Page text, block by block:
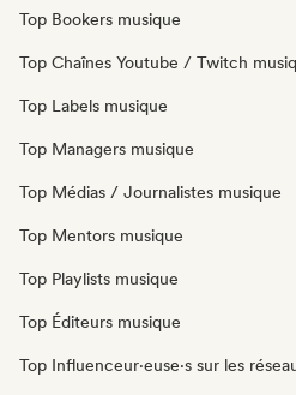
Top Bookers musique
Top Chaînes Youtube / Twitch
Top Labels musique
Top Managers musique
Top Médias / Journalistes musique
Top Mentors musique
Top Playlists musique
Top Éditeurs musique
Top Influenceur·euse·s sur les